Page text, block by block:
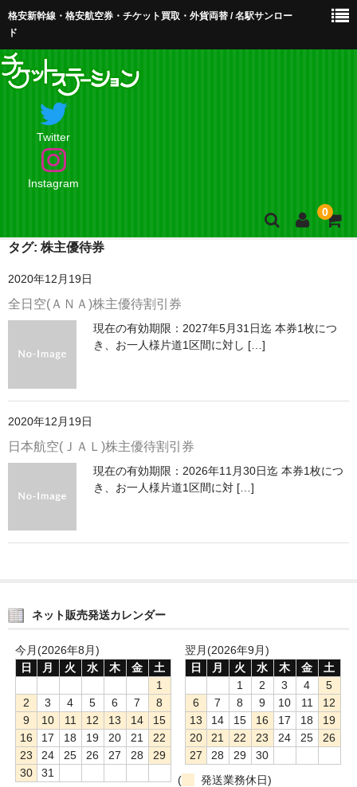
格安新幹線・格安航空券・チケット買取・外貨両替 / 名駅サンロー
ド
Twitter
Instagram
0
店舗案内・お問合せ
買取・買取査定
買取 金・プラチナ
【販売】新幹線
【販売】JR・名鉄・近鉄
【販売】切手・レターパック 等
【販売】図書カード・クオカード
☆よくある質問
タグ: 株主優待券
2020年12月19日
全日空(ＡＮＡ)株主優待割引券
現在の有効期限：2027年5月31日迄 本券1枚につ
き、お一人様片道1区間に対し […]
2020年12月19日
日本航空(ＪＡＬ)株主優待割引券
現在の有効期限：2026年11月30日迄 本券1枚につ
き、お一人様片道1区間に対 […]
ネット販売発送カレンダー
今月(2026年8月)
日
月 火 水 木 金
土
1
2
3 4 5 6 7
8
9
10 11 12 13 14
15
16
17 18 19 20 21
22
23
24 25 26 27 28
29
30
31
翌月(2026年9月)
日
月 火 水 木 金
土
1
2 3 4
5
6
7 8 9 10 11
12
13
14 15 16 17 18
19
20
21 22 23 24 25
26
27
28 29
30
(
発送業務休日)